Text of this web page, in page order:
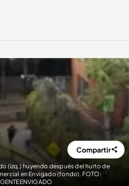
(izq.) huyendo después del hurto de
en Envigado (fondo). FOTO:
Compartir